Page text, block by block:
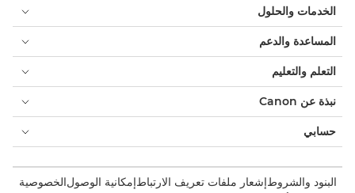
الخدمات والحلول
المساعدة والدعم
التعلم والتعليم
نبذة عن Canon
حسابي
البنود والشروطإشعار ملفات تعريف الارتباطإمكانية الوصولالخصوصية